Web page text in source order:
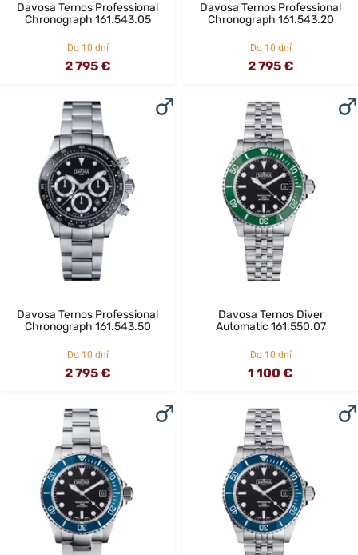
Davosa Ternos Professional
Chronograph 161.543.05
Do 10 dní
2 795 €
Davosa Ternos Professional
Chronograph 161.543.20
Do 10 dní
2 795 €
Davosa Ternos Professional
Chronograph 161.543.50
Do 10 dní
2 795 €
Davosa Ternos Diver
Automatic 161.550.07
Do 10 dní
1 100 €